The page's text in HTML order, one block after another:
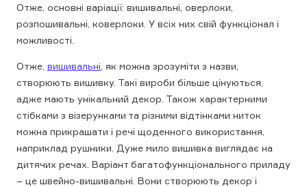
Отже, основні варіації: вишивальні, оверлоки,
розпошивальні, коверлоки. У всіх них свій функціонал і
можливості.
Отже, вишивальні , як можна зрозуміти з назви,
створюють вишивку. Такі вироби більше цінуються,
адже мають унікальний декор. Також характерними
стібками з візерунками та різними відтінками ниток
можна прикрашати і речі щоденного використання,
наприклад рушники. Дуже мило вишивка виглядає на
дитячих речах. Варіант багатофункціонального приладу
– це швейно-вишивальні. Вони створюють декор і